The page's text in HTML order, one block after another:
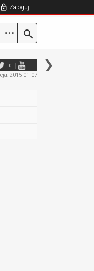
Zaloguj
⋯
0
2015-01-07